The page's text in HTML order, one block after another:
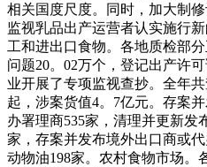
相关国度尺度。同时，加大制
监视乳品出产运营者认实施行
工和进出口食物。各地质检部
问题20。02万个，登记出产许
业开展了专项监视查抄。全年
起，涉案货值4。7亿元。存案
办署理商535家，清理并更新发
家，存案并发布境外出口商或
动物油198家。农村食物市场。